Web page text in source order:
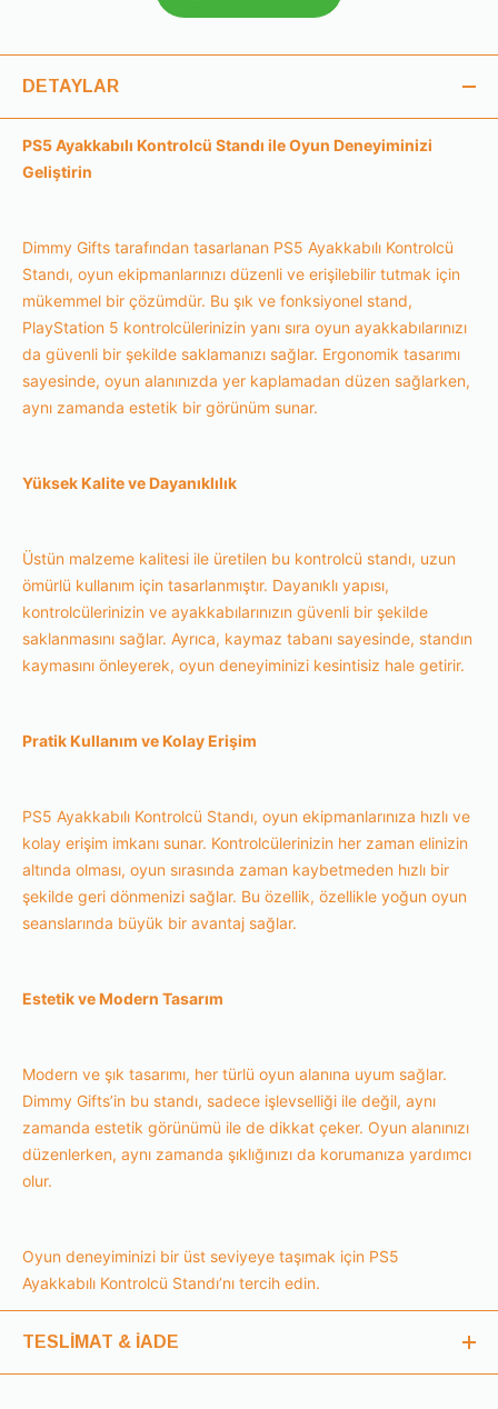
DETAYLAR
PS5 Ayakkabılı Kontrolcü Standı ile Oyun Deneyiminizi
Geliştirin
Dimmy Gifts tarafından tasarlanan PS5 Ayakkabılı Kontrolcü
Standı, oyun ekipmanlarınızı düzenli ve erişilebilir tutmak için
mükemmel bir çözümdür. Bu şık ve fonksiyonel stand,
PlayStation 5 kontrolcülerinizin yanı sıra oyun ayakkabılarınızı
da güvenli bir şekilde saklamanızı sağlar. Ergonomik tasarımı
sayesinde, oyun alanınızda yer kaplamadan düzen sağlarken,
aynı zamanda estetik bir görünüm sunar.
Yüksek Kalite ve Dayanıklılık
Üstün malzeme kalitesi ile üretilen bu kontrolcü standı, uzun
ömürlü kullanım için tasarlanmıştır. Dayanıklı yapısı,
kontrolcülerinizin ve ayakkabılarınızın güvenli bir şekilde
saklanmasını sağlar. Ayrıca, kaymaz tabanı sayesinde, standın
kaymasını önleyerek, oyun deneyiminizi kesintisiz hale getirir.
Pratik Kullanım ve Kolay Erişim
PS5 Ayakkabılı Kontrolcü Standı, oyun ekipmanlarınıza hızlı ve
kolay erişim imkanı sunar. Kontrolcülerinizin her zaman elinizin
altında olması, oyun sırasında zaman kaybetmeden hızlı bir
şekilde geri dönmenizi sağlar. Bu özellik, özellikle yoğun oyun
seanslarında büyük bir avantaj sağlar.
Estetik ve Modern Tasarım
Modern ve şık tasarımı, her türlü oyun alanına uyum sağlar.
Dimmy Gifts’in bu standı, sadece işlevselliği ile değil, aynı
zamanda estetik görünümü ile de dikkat çeker. Oyun alanınızı
düzenlerken, aynı zamanda şıklığınızı da korumanıza yardımcı
olur.
Oyun deneyiminizi bir üst seviyeye taşımak için PS5
Ayakkabılı Kontrolcü Standı’nı tercih edin.
TESLİMAT & İADE